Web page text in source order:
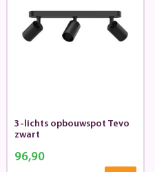
3-lichts opbouwspot Tevo
zwart
96,90